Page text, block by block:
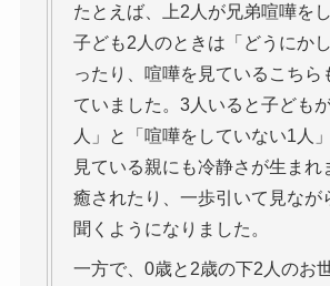
たとえば、上2人が兄弟喧嘩を
子ども2人のときは「どうにか
ったり、喧嘩を見ているこちら
ていました。3人いると子ども
人」と「喧嘩をしていない1人
見ている親にも冷静さが生まれ
癒されたり、一歩引いて見なが
聞くようになりました。
一方で、0歳と2歳の下2人のお